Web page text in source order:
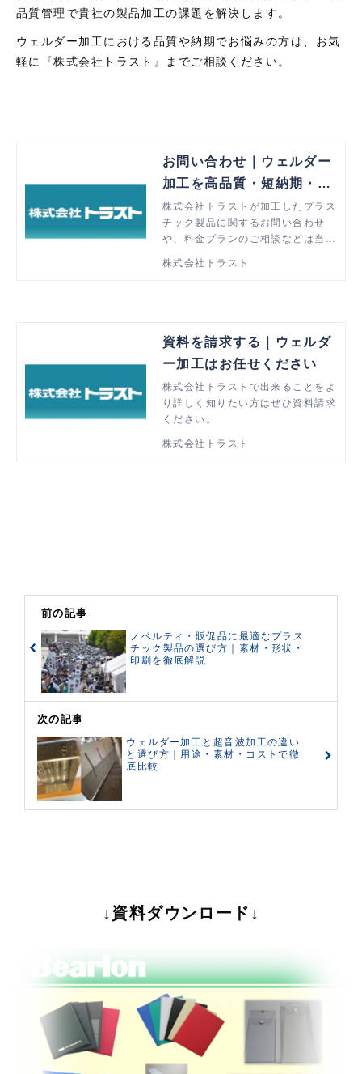
品質管理で貴社の製品加工の課題を解決します。
ウェルダー加工における品質や納期でお悩みの方は、お気
軽に『株式会社トラスト』までご相談ください。
お問い合わせ｜ウェルダー
加工を高品質・短納期・低
価格で解決
株式会社トラストが加工したプラス
チック製品に関するお問い合わせ
や、料金プランのご相談などは当ペ
でお悩みの方はぜひお気軽にご相談
株式会社トラスト
資料を請求する｜ウェルダ
ー加工はお任せください
株式会社トラストで出来ることをよ
り詳しく知りたい方はぜひ資料請求
ください。
株式会社トラスト
前の記事
ノベルティ・販促品に最適なプラス
チック製品の選び方｜素材・形状・
印刷を徹底解説
次の記事
ウェルダー加工と超音波加工の違い
と選び方｜用途・素材・コストで徹
底比較
↓資料ダウンロード↓